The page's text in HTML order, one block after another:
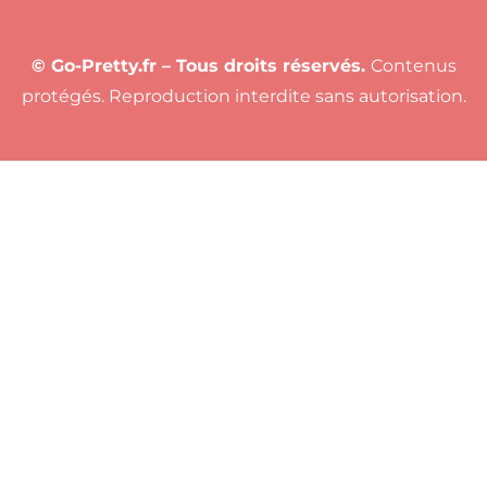
© Go-Pretty.fr – Tous droits réservés. Contenus
protégés. Reproduction interdite sans autorisation.